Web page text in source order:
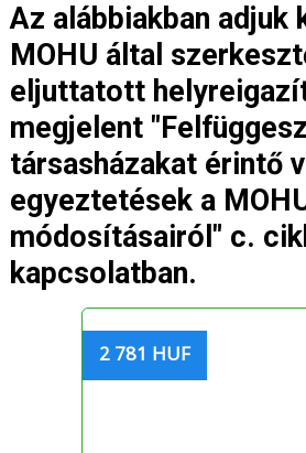
Az alábbiakban adjuk
MOHU által
eljuttatott
megjelent
társasházakat érintő
egyeztetések a
módosításairól" c.
kapcsolatban.
2 781 HUF